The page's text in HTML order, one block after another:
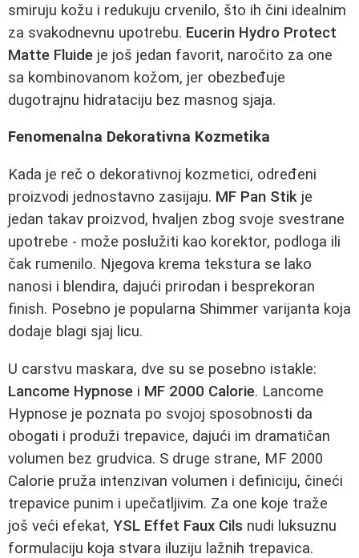
smiruju kožu i redukuju crvenilo, što ih čini idealnim
za svakodnevnu upotrebu. Eucerin Hydro Protect
Matte Fluide je još jedan favorit, naročito za one
sa kombinovanom kožom, jer obezbeđuje
dugotrajnu hidrataciju bez masnog sjaja.
Fenomenalna Dekorativna Kozmetika
Kada je reč o dekorativnoj kozmetici, određeni
proizvodi jednostavno zasijaju. MF Pan Stik je
jedan takav proizvod, hvaljen zbog svoje svestrane
upotrebe - može poslužiti kao korektor, podloga ili
čak rumenilo. Njegova krema tekstura se lako
nanosi i blendira, dajući prirodan i besprekoran
finish. Posebno je popularna Shimmer varijanta koja
dodaje blagi sjaj licu.
U carstvu maskara, dve su se posebno istakle:
Lancome Hypnose i MF 2000 Calorie. Lancome
Hypnose je poznata po svojoj sposobnosti da
obogati i produži trepavice, dajući im dramatičan
volumen bez grudvica. S druge strane, MF 2000
Calorie pruža intenzivan volumen i definiciju, čineći
trepavice punim i upečatljivim. Za one koje traže
još veći efekat, YSL Effet Faux Cils nudi luksuznu
formulaciju koja stvara iluziju lažnih trepavica.